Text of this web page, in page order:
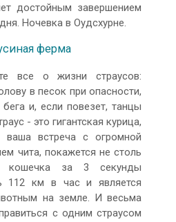
достойным завершением
Ночевка в Оудсхурне.
ферма
все о жизни страусов:
в песок при опасности,
и, если повезет, танцы
- это гигантская курица,
встреча с огромной
чита, покажется не столь
кошечка за 3 секунды
112 км в час и является
на земле. И весьма
с одним страусом